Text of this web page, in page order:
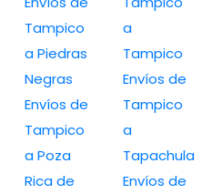
Tampico
a Piedras
Negras
Envíos de
Tampico
a Poza
Rica de
a
Tampico
Envíos de
Tampico
a
Tapachula
Envíos de